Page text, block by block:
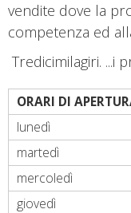
vendite dove la
competenza ed
Tredicimilagiri. ...i
ORARI DI
lunedì
martedì
mercoledì
giovedì